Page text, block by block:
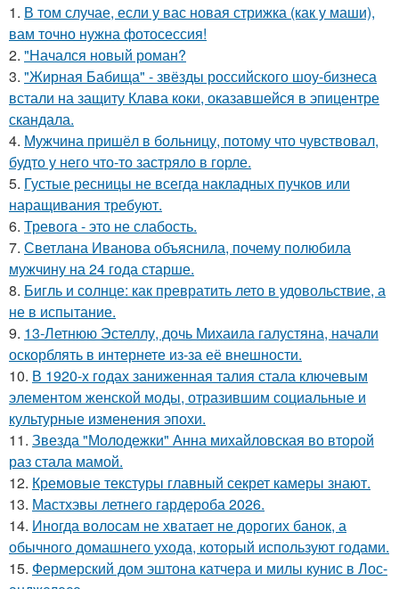
1. В том случае, если у вас новая стрижка (как у маши),
вам точно нужна фотосессия!
2. "Начался новый роман?
3. "Жирная Бабища" - звёзды российского шоу-бизнеса
встали на защиту Клава коки, оказавшейся в эпицентре
скандала.
4. Мужчина пришёл в больницу, потому что чувствовал,
будто у него что-то застряло в горле.
5. Густые ресницы не всегда накладных пучков или
наращивания требуют.
6. Тревога - это не слабость.
7. Светлана Иванова объяснила, почему полюбила
мужчину на 24 года старше.
8. Бигль и солнце: как превратить лето в удовольствие, а
не в испытание.
9. 13-Летнюю Эстеллу, дочь Михаила галустяна, начали
оскорблять в интернете из-за её внешности.
10. В 1920-х годах заниженная талия стала ключевым
элементом женской моды, отразившим социальные и
культурные изменения эпохи.
11. Звезда "Молодежки" Анна михайловская во второй
раз стала мамой.
12. Кремовые текстуры главный секрет камеры знают.
13. Мастхэвы летнего гардероба 2026.
14. Иногда волосам не хватает не дорогих банок, а
обычного домашнего ухода, который используют годами.
15. Фермерский дом эштона катчера и милы кунис в Лос-